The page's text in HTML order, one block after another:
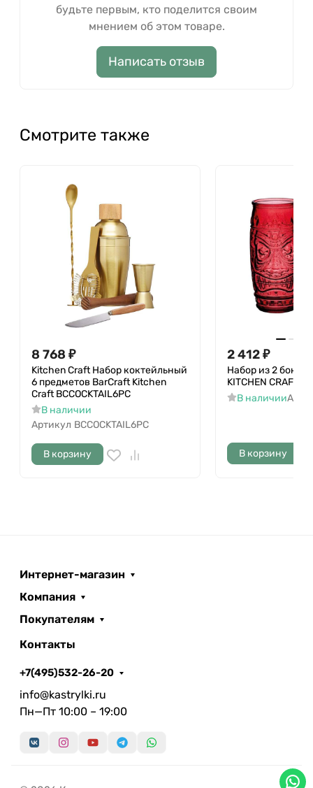
будьте первым, кто поделится своим
мнением об этом товаре.
Написать отзыв
Смотрите также
8 768 ₽
Kitchen Craft Набор коктейльный
6 предметов BarCraft Kitchen
Craft BCCOCKTAIL6PC
В наличии
Артикул BCCOCKTAIL6PC
В корзину
2 412₽
Набор из 2
KITCHEN CRAFT
В наличии
В корзину
Интернет-магазин
Компания
Покупателям
Контакты
+7(495)532-26-20
info@kastrylki.ru
Пн—Пт 10:00 – 19:00